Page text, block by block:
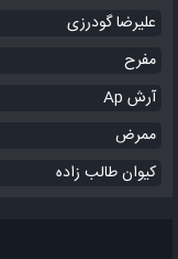
علیرضا گودرزی
مفرح
آرش Ap
ممرض
کیوان طالب زاده